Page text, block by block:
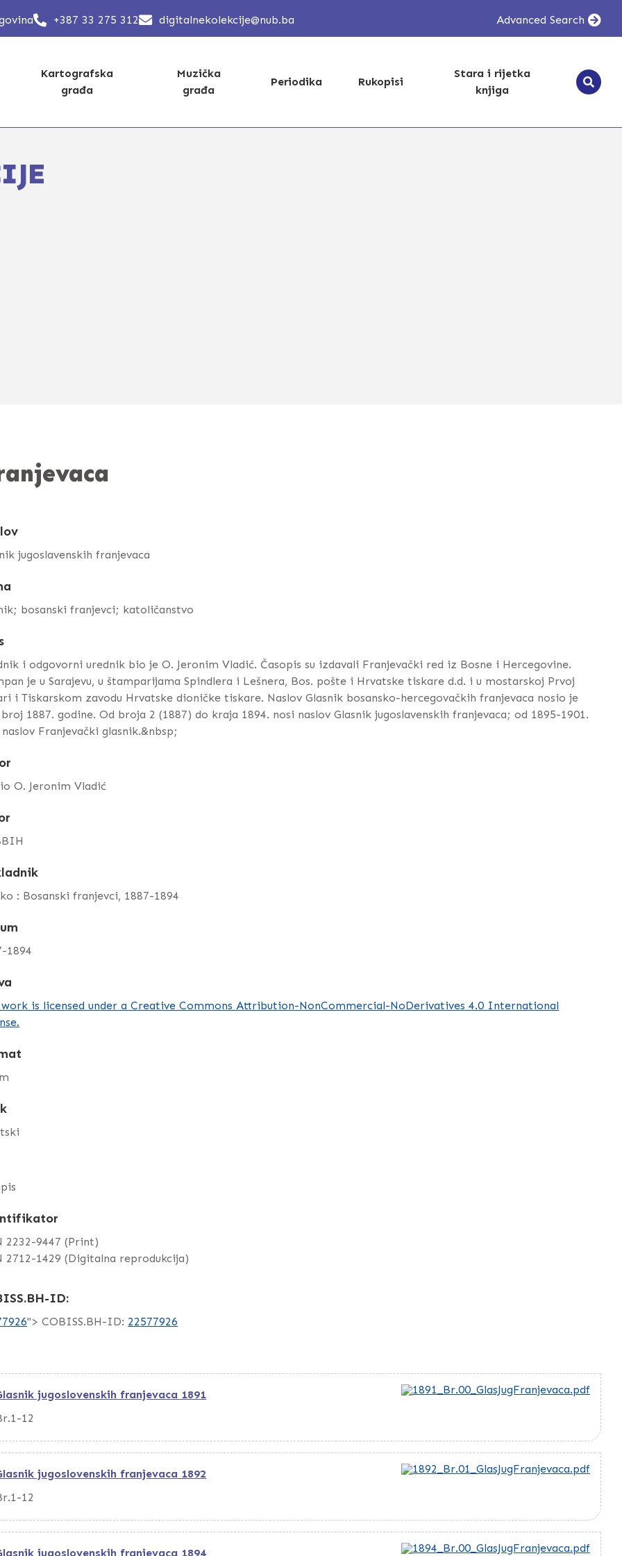
+387 33 275 312 digitalnekolekcije@nub.ba Advanced Search
Kartografska
građa
Muzička
građa
Periodika Rukopisi
Stara i rijetka
knjiga
jugoslavenskih franjevaca
bosanski franjevci; katoličanstvo
i odgovorni urednik bio je O. Jeronim Vladić. Časopis su izdavali Franjevački red iz Bosne i Hercegovine.
je u Sarajevu, u štamparijama Spindlera i Lešnera, Bos. pošte i Hrvatske tiskare d.d. i u mostarskoj Prvoj
i Tiskarskom zavodu Hrvatske dioničke tiskare. Naslov Glasnik bosansko-hercegovačkih franjevaca nosio je
1887. godine. Od broja 2 (1887) do kraja 1894. nosi naslov Glasnik jugoslavenskih franjevaca; od 1895-1901.
Franjevački glasnik.&nbsp;
O. Jeronim Vladić
: Bosanski franjevci, 1887-1894
1894
work is licensed under a Creative Commons Attribution-NonCommercial-NoDerivatives 4.0 International
2232-9447 (Print)
2712-1429 (Digitalna reprodukcija)
ID:
"> COBISS.BH-ID: 22577926
jugoslovenskih franjevaca 1891
12
jugoslovenskih franjevaca 1892
12
jugoslovenskih franjevaca 1894